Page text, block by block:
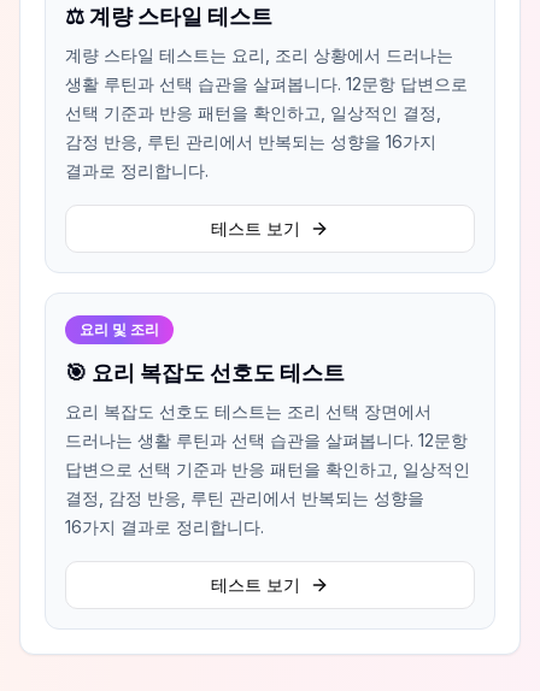
⚖️ 계량 스타일 테스트
계량 스타일 테스트는 요리, 조리 상황에서 드러나는
생활 루틴과 선택 습관을 살펴봅니다. 12문항 답변으로
선택 기준과 반응 패턴을 확인하고, 일상적인 결정,
감정 반응, 루틴 관리에서 반복되는 성향을 16가지
결과로 정리합니다.
테스트 보기
요리 및 조리
🎯 요리 복잡도 선호도 테스트
요리 복잡도 선호도 테스트는 조리 선택 장면에서
드러나는 생활 루틴과 선택 습관을 살펴봅니다. 12문항
답변으로 선택 기준과 반응 패턴을 확인하고, 일상적인
결정, 감정 반응, 루틴 관리에서 반복되는 성향을
16가지 결과로 정리합니다.
테스트 보기